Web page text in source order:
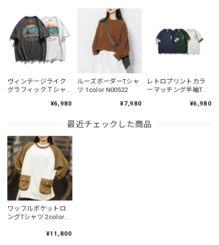
ヴィンテージライク
グラフィックＴシャ
¥6,980
ルーズボーダーTシャ
ツ 1color N00522
¥7,980
レトロプリントカラ
ーマッチング半袖Tシ
¥6,980
最近チェックした商品
ワッフルポケットロ
ングTシャツ 2color
¥11,800